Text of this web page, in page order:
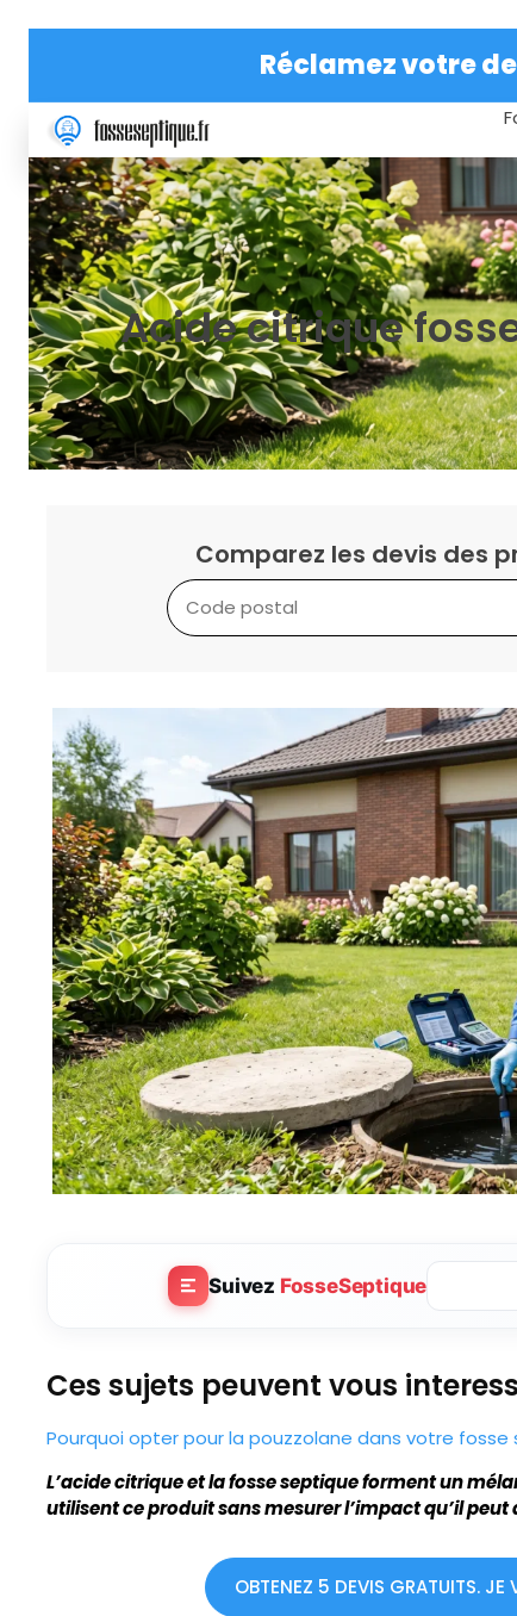
Réclamez votre
Acide citrique
Comparez les devis des
Suivez FosseSeptique
Ces sujets peuvent vous
Pourquoi opter pour la pouzzolane dans votre fosse
L’acide citrique et la fosse septique forment un
utilisent ce produit sans mesurer l’impact qu’il
OBTENEZ 5 DEVIS GRATUITS. JE